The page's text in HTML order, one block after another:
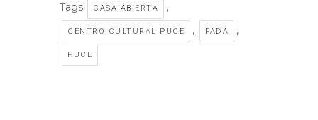
Tags: CASA ABIERTA ,
CENTRO CULTURAL PUCE , FADA ,
PUCE